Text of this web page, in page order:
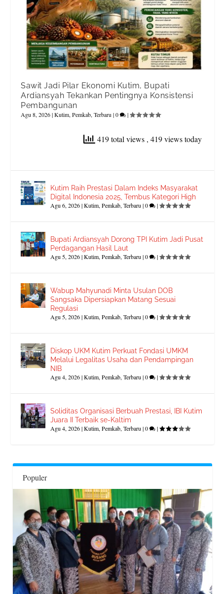
Sawit Jadi Pilar Ekonomi Kutim, Bupati
Ardiansyah Tekankan Pentingnya Konsistensi
Pembangunan
Agu 8, 2026|Kutim,Pemkab,Terbaru |0 |
419 total views , 419 views today
Kutim Raih Prestasi Dalam Indeks Masyarakat
Digital Indonesia 2025, Tembus Kategori High
Agu 6, 2026|Kutim,Pemkab,Terbaru |0 |
Bupati Ardiansyah Dorong TPI Kutim Jadi Pusat
Perdagangan Hasil Laut
Agu 5, 2026|Kutim,Pemkab,Terbaru |0 |
Wabup Mahyunadi Minta Usulan DOB
Sangsaka Dipersiapkan Matang Sesuai
Regulasi
Agu 5, 2026|Kutim,Pemkab,Terbaru |0 |
Diskop UKM Kutim Perkuat Fondasi UMKM
Melalui Legalitas Usaha dan Pendampingan
NIB
Agu 4, 2026|Kutim,Pemkab,Terbaru |0 |
Soliditas Organisasi Berbuah Prestasi, IBI Kutim
Juara II Terbaik se-Kaltim
Agu 4, 2026|Kutim,Pemkab,Terbaru |0 |
Populer